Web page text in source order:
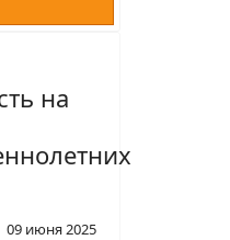
на
09 июня 2025